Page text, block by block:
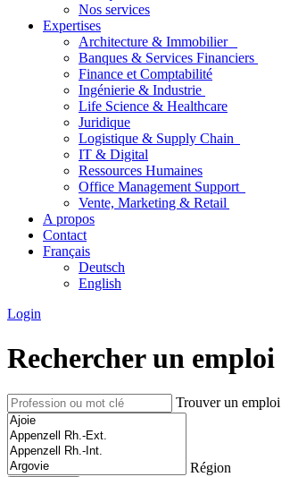
Nos services
Expertises
Architecture & Immobilier
Banques & Services Financiers
Finance et Comptabilité
Ingénierie & Industrie
Life Science & Healthcare
Juridique
Logistique & Supply Chain
IT & Digital
Ressources Humaines
Office Management Support
Vente, Marketing & Retail
A propos
Contact
Français
Deutsch
English
Login
Rechercher un emploi
Trouver un emploi
Région